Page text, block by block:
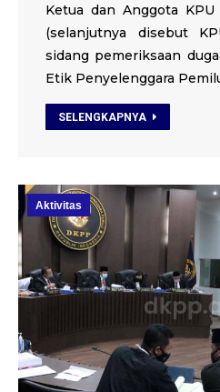
Ketua dan Anggota KPU
(selanjutnya disebut
sidang pemeriksaan
Etik Penyelenggara
SELENGKAPNYA
Aktivitas